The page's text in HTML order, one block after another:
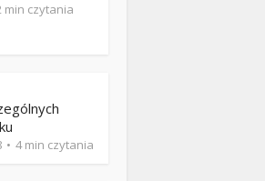
min czytania
4 min czytania